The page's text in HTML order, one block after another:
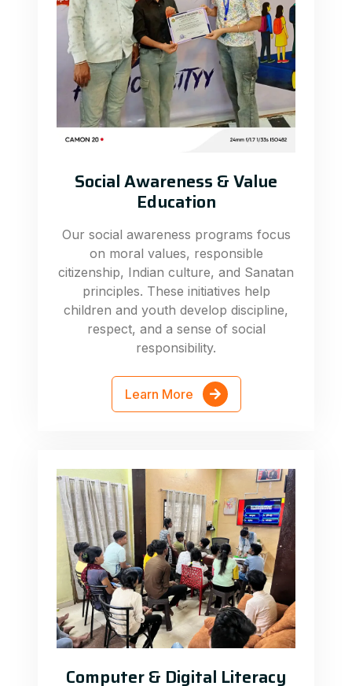
Social Awareness & Value
Education
Our social awareness programs focus
on moral values, responsible
citizenship, Indian culture, and Sanatan
principles. These initiatives help
children and youth develop discipline,
respect, and a sense of social
responsibility.
Learn More
Computer & Digital Literacy